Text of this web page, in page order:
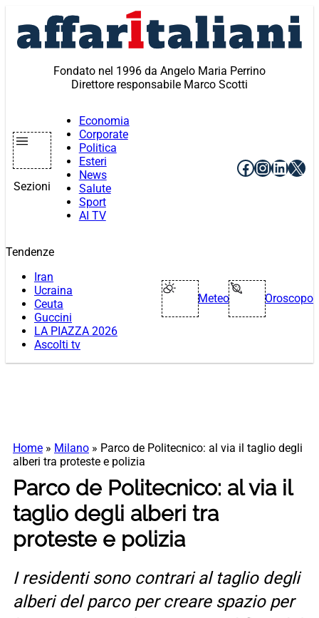
contenuto
Fondato nel 1996 da Angelo Maria Perrino
Direttore responsabile Marco Scotti
Sezioni
Economia
Corporate
Politica
Esteri
News
Salute
Sport
AI TV
Facebook
X
Tendenze
Iran
Ucraina
Ceuta
Guccini
LA PIAZZA 2026
Ascolti tv
Meteo Oroscopo
Home » Milano » Parco de Politecnico: al via il taglio degli
alberi tra proteste e polizia
Parco de Politecnico: al via il
taglio degli alberi tra
proteste e polizia
I residenti sono contrari al taglio degli
alberi del parco per creare spazio per